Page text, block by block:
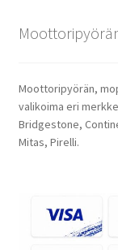
Moottoripyörän,
valikoima eri
Bridgestone,
Mitas, Pirelli.